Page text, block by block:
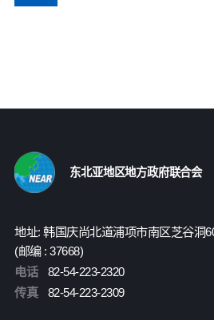
东北亚地区地方政府联合会
地址: 韩国庆尚北道浦项市南区芝谷洞
(邮编 : 37668)
电话
82-54-223-2320
传真
82-54-223-2309